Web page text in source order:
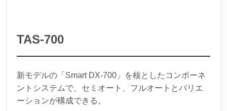
TAS-700
新モデルの「Smart DX-700」を核としたコンポーネ
ントシステムで、セミオート、フルオートとバリエ
ーションが構成できる。